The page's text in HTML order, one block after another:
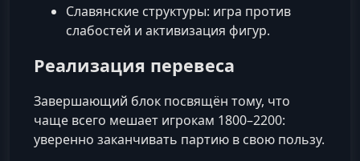
Славянские структуры: игра против
слабостей и активизация фигур.
Реализация перевеса
Завершающий блок посвящён тому, что
чаще всего мешает игрокам 1800–2200:
уверенно заканчивать партию в свою пользу.